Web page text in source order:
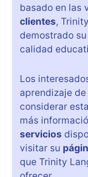
basado en las
clientes,
demostrado
calidad
Los
aprendizaje
considerar
más
servicios
visitar su
que Trinity